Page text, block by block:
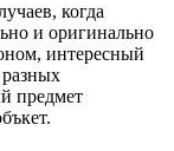
когда
и оригинально
интересный
предмет